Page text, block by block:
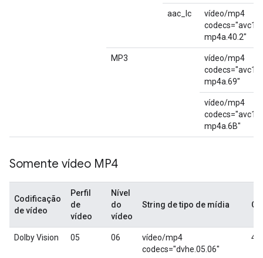
aac_lc
vídeo/mp4
mp4a.40.2"
MP3
vídeo/mp4
mp4a.69"
vídeo/mp4
mp4a.6B"
Somente vídeo MP4
Codificação
de vídeo
Perfil
de
vídeo
Nível
do
vídeo
String de tipo de mídia
Dolby Vision 05 06
vídeo/mp4
codecs="dvhe.05.06"